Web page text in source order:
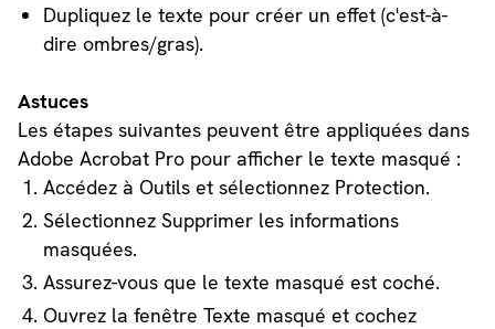
Dupliquez le texte pour créer un effet (c'est-à-
dire ombres/gras).
Astuces
Les étapes suivantes peuvent être appliquées dans
Adobe Acrobat Pro pour afficher le texte masqué :
Accédez à Outils et sélectionnez Protection.
Sélectionnez Supprimer les informations
masquées.
Assurez-vous que le texte masqué est coché.
Ouvrez la fenêtre Texte masqué et cochez